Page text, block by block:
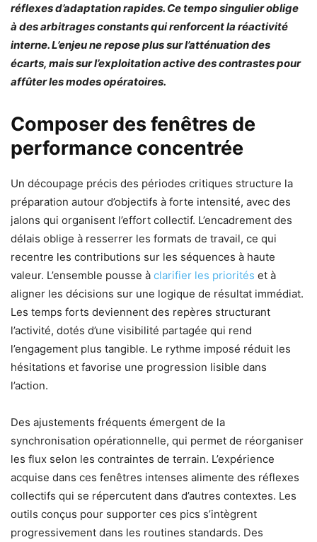
réflexes d’adaptation rapides. Ce tempo singulier oblige
à des arbitrages constants qui renforcent la réactivité
interne. L’enjeu ne repose plus sur l’atténuation des
écarts, mais sur l’exploitation active des contrastes pour
affûter les modes opératoires.
Composer des fenêtres de
performance concentrée
Un découpage précis des périodes critiques structure la
préparation autour d’objectifs à forte intensité, avec des
jalons qui organisent l’effort collectif. L’encadrement des
délais oblige à resserrer les formats de travail, ce qui
recentre les contributions sur les séquences à haute
valeur. L’ensemble pousse à clarifier les priorités et à
aligner les décisions sur une logique de résultat immédiat.
Les temps forts deviennent des repères structurant
l’activité, dotés d’une visibilité partagée qui rend
l’engagement plus tangible. Le rythme imposé réduit les
hésitations et favorise une progression lisible dans
l’action.
Des ajustements fréquents émergent de la
synchronisation opérationnelle, qui permet de réorganiser
les flux selon les contraintes de terrain. L’expérience
acquise dans ces fenêtres intenses alimente des réflexes
collectifs qui se répercutent dans d’autres contextes. Les
outils conçus pour supporter ces pics s’intègrent
progressivement dans les routines standards. Des